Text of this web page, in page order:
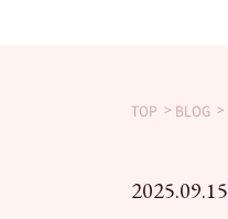
TOP BLOG
2025.09.15